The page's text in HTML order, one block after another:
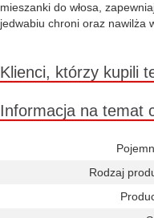
mieszanki do włosa,
jedwabiu chroni oraz nawilża
Klienci, którzy kupili
Informacja na temat
Rodzaj